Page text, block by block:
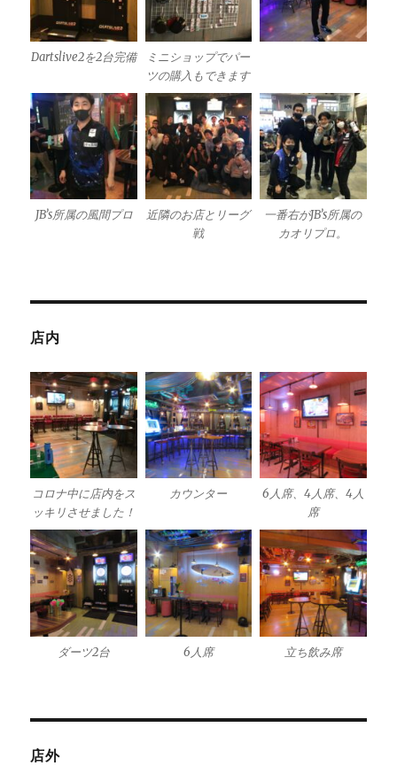
Dartslive2を2台完備
ミニショップでパー
ツの購入もできます
JB’s所属の風間プロ
近隣のお店とリーグ
戦
一番右がJB’s所属の
カオリプロ。
店内
コロナ中に店内をス
ッキリさせました！
カウンター
6人席、4人席、4人
席
ダーツ2台 6人席 立ち飲み席
店外